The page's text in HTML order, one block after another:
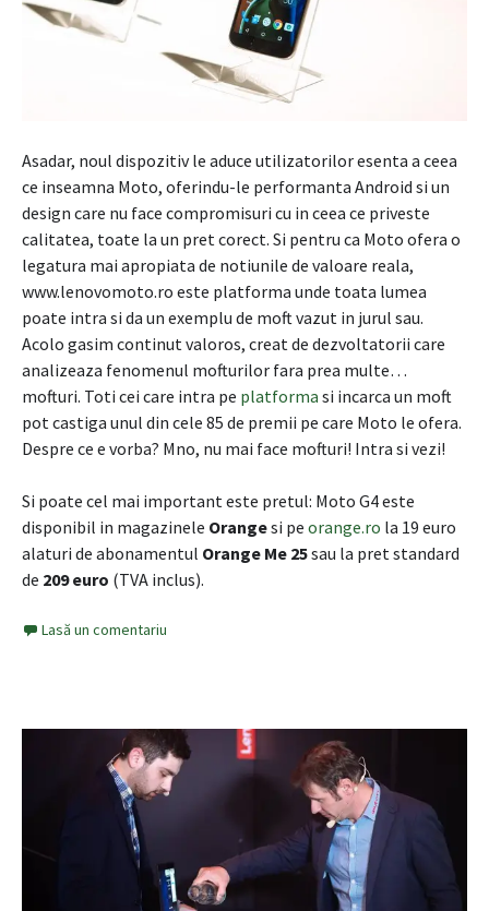
Asadar, noul dispozitiv le aduce utilizatorilor esenta a ceea
ce inseamna Moto, oferindu-le performanta Android si un
design care nu face compromisuri cu in ceea ce priveste
calitatea, toate la un pret corect. Si pentru ca Moto ofera o
legatura mai apropiata de notiunile de valoare reala,
www.lenovomoto.ro este platforma unde toata lumea
poate intra si da un exemplu de moft vazut in jurul sau.
Acolo gasim continut valoros, creat de dezvoltatorii care
analizeaza fenomenul mofturilor fara prea multe…
mofturi. Toti cei care intra pe platforma si incarca un moft
pot castiga unul din cele 85 de premii pe care Moto le ofera.
Despre ce e vorba? Mno, nu mai face mofturi! Intra si vezi!
Si poate cel mai important este pretul: Moto G4este
disponibil in magazinele Orangesi pe orange.ro la 19 euro
alaturi de abonamentul Orange Me 25sau la pret standard
de 209 euro (TVA inclus).
Lasă un comentariu